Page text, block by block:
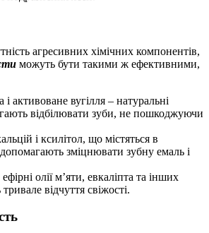
агресивних хімічних компонентів,
можуть бути такими ж ефективними,
і активоване вугілля – натуральні
відбілювати зуби, не пошкоджуючи
і ксилітол, що містяться в
зміцнювати зубну емаль і
ефірні олії м’яти, евкаліпта та інших
відчуття свіжості.